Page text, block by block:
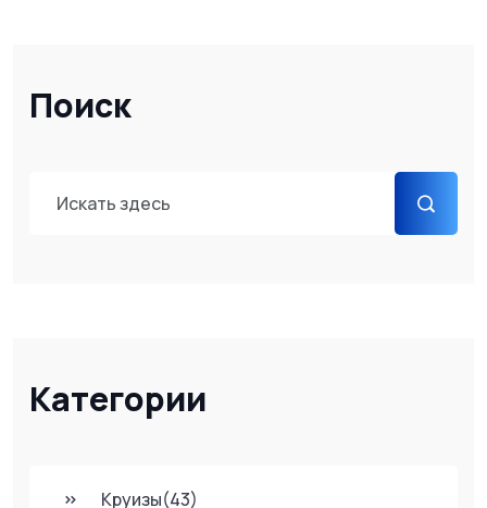
Поиск
Категории
Круизы(43)